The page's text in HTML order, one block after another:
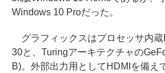
Windows 10 Proだった。
グラフィックスはプロセッサ内蔵
30と、Turingアーキテクチャの
B)。外部出力用としてHDMIを備え